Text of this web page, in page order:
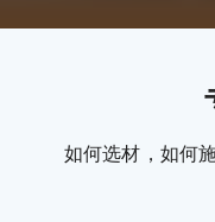
如何选材，如何